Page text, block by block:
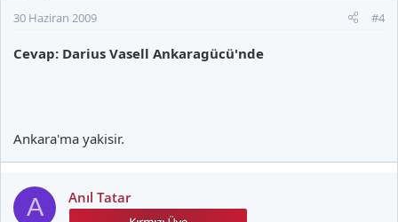
30 Haziran 2009 #4
Cevap: Darius Vasell Ankaragücü'nde
Ankara'ma yakisir.
A Anıl Tatar